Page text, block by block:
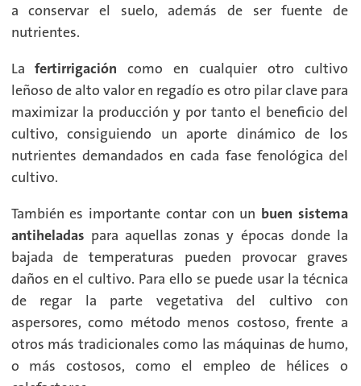
a conservar el suelo, además de ser fuente de
nutrientes.
Lafertirrigación como en cualquier otro cultivo
leñoso de alto valor en regadío es otro pilar clave para
maximizar la producción y por tanto el beneficio del
cultivo, consiguiendo un aporte dinámico de los
nutrientes demandados en cada fase fenológica del
cultivo.
También es importante contar con un buen sistema
antiheladas para aquellas zonas y épocas donde la
bajada de temperaturas pueden provocar graves
daños en el cultivo. Para ello se puede usar la técnica
de regar la parte vegetativa del cultivo con
aspersores, como método menos costoso, frente a
otros más tradicionales como las máquinas de humo,
o más costosos, como el empleo de hélices o